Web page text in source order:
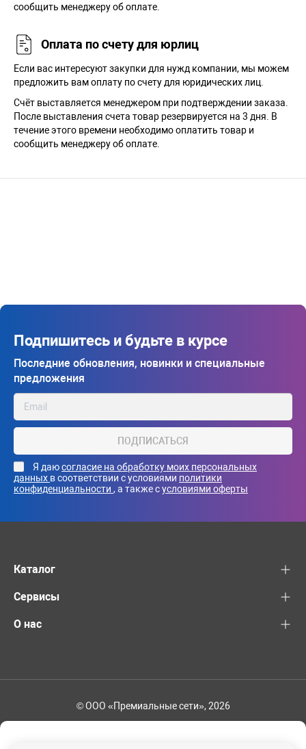
сообщить менеджеру об оплате.
Оплата по счету для юрлиц
Если вас интересуют закупки для нужд компании, мы можем
предложить вам оплату по счету для юридических лиц.
Счёт выставляется менеджером при подтверждении заказа.
После выставления счета товар резервируется на 3 дня. В
течение этого времени необходимо оплатить товар и
сообщить менеджеру об оплате.
Подпишитесь и будьте в курсе
Последние обновления, новинки и специальные
предложения
ПОДПИСАТЬСЯ
Я даюсогласие на обработку моих персональных
данных в соответствии с условиями политики
конфиденциальности , а также сусловиями оферты
Каталог
Сервисы
О нас
© ООО «Премиальные сети», 2026